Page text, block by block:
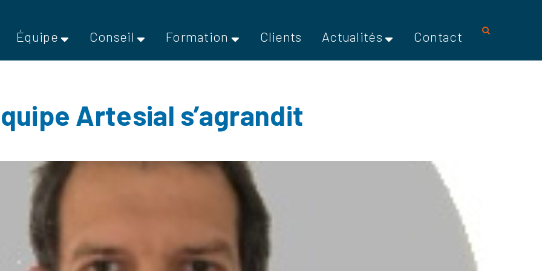
Équipe Conseil Formation Clients Actualités Contact
Artesial s’agrandit